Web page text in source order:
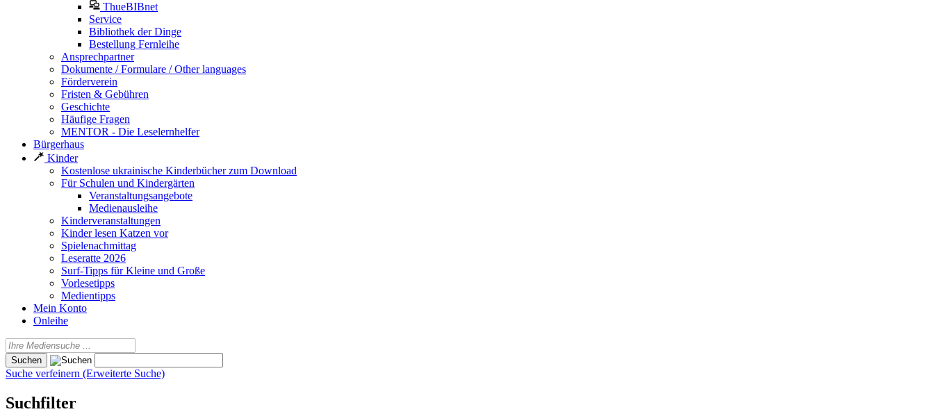
ThueBIBnet
Service
Bibliothek der Dinge
Bestellung Fernleihe
Ansprechpartner
Dokumente / Formulare / Other languages
Förderverein
Fristen & Gebühren
Geschichte
Häufige Fragen
MENTOR - Die Leselernhelfer
Bürgerhaus
Kinder
Kostenlose ukrainische Kinderbücher zum Download
Für Schulen und Kindergärten
Veranstaltungsangebote
Medienausleihe
Kinderveranstaltungen
Kinder lesen Katzen vor
Spielenachmittag
Leseratte 2026
Surf-Tipps für Kleine und Große
Vorlesetipps
Medientipps
Mein Konto
Onleihe
Suche verfeinern (Erweiterte Suche)
Suchfilter